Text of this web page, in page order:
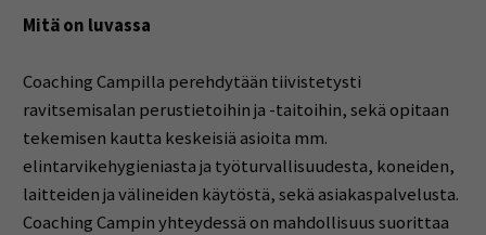
Mitä on luvassa
Coaching Campilla perehdytään tiivistetysti
ravitsemisalan perustietoihin ja -taitoihin, sekä opitaan
tekemisen kautta keskeisiä asioita mm.
elintarvikehygieniasta ja työturvallisuudesta, koneiden,
laitteiden ja välineiden käytöstä, sekä asiakaspalvelusta.
Coaching Campin yhteydessä on mahdollisuus suorittaa